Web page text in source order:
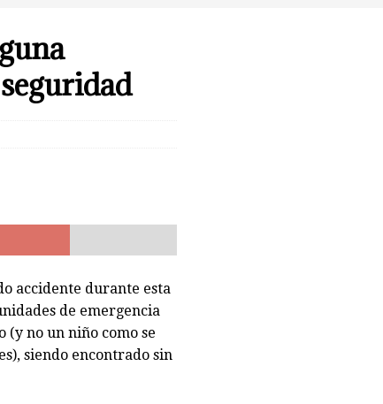
en embarcadero a Chiloé con 5 millones en cocaína tras
accidente durante esta
de emergencia
(y no un niño como se
siendo encontrado sin